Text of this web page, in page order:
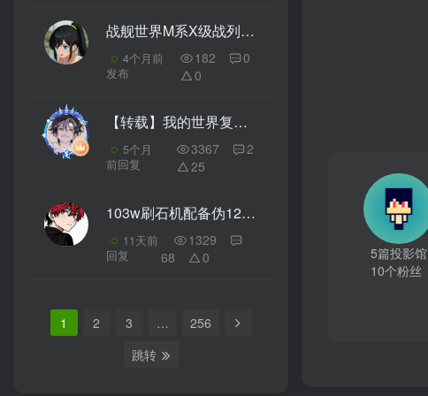
战舰世界M系X级战列舰俄亥俄号
4个月前
发布
182
0
0
【转载】我的世界复刻随便观
5个月
前回复
3367
2
25
103w刷石机配备伪12倍速打包机大宗仓库
11天前
回复
1329
68
0
1 2 3 …
256
跳转
5篇投影馆
10个粉丝